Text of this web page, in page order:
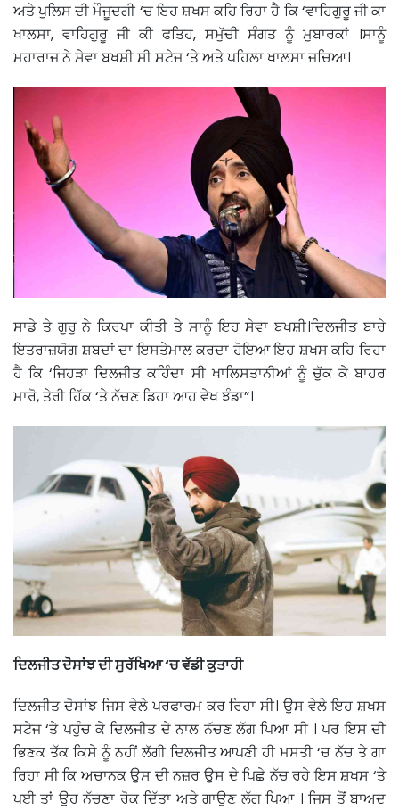
ਅਤੇ ਪੁਲਿਸ ਦੀ ਮੌਜੂਦਗੀ ‘ਚ ਇਹ ਸ਼ਖਸ ਕਹਿ ਰਿਹਾ ਹੈ ਕਿ ‘ਵਾਹਿਗੁਰੂ ਜੀ ਕਾ
ਖਾਲਸਾ, ਵਾਹਿਗੁਰੂ ਜੀ ਕੀ ਫਤਿਹ, ਸਮੁੱਚੀ ਸੰਗਤ ਨੂੰ ਮੁਬਾਰਕਾਂ ।ਸਾਨੂੰ
ਮਹਾਰਾਜ ਨੇ ਸੇਵਾ ਬਖਸ਼ੀ ਸੀ ਸਟੇਜ ‘ਤੇ ਅਤੇ ਪਹਿਲਾ ਖਾਲਸਾ ਜਚਿਆ।
ਸਾਡੇ ਤੇ ਗੁਰੁ ਨੇ ਕਿਰਪਾ ਕੀਤੀ ਤੇ ਸਾਨੂੰ ਇਹ ਸੇਵਾ ਬਖਸ਼ੀ।ਦਿਲਜੀਤ ਬਾਰੇ
ਇਤਰਾਜ਼ਯੋਗ ਸ਼ਬਦਾਂ ਦਾ ਇਸਤੇਮਾਲ ਕਰਦਾ ਹੋਇਆ ਇਹ ਸ਼ਖਸ ਕਹਿ ਰਿਹਾ
ਹੈ ਕਿ ‘ਜਿਹੜਾ ਦਿਲਜੀਤ ਕਹਿੰਦਾ ਸੀ ਖਾਲਿਸਤਾਨੀਆਂ ਨੂੰ ਚੁੱਕ ਕੇ ਬਾਹਰ
ਮਾਰੋ, ਤੇਰੀ ਹਿੱਕ ‘ਤੇ ਨੱਚਣ ਡਿਹਾ ਆਹ ਵੇਖ ਝੰਡਾ”।
ਦਿਲਜੀਤ ਦੋਸਾਂਝ ਦੀ ਸੁਰੱਖਿਆ ‘ਚ ਵੱਡੀ ਕੁਤਾਹੀ
ਦਿਲਜੀਤ ਦੋਸਾਂਝ ਜਿਸ ਵੇਲੇ ਪਰਫਾਰਮ ਕਰ ਰਿਹਾ ਸੀ। ਉਸ ਵੇਲੇ ਇਹ ਸ਼ਖਸ
ਸਟੇਜ ‘ਤੇ ਪਹੁੰਚ ਕੇ ਦਿਲਜੀਤ ਦੇ ਨਾਲ ਨੱਚਣ ਲੱਗ ਪਿਆ ਸੀ । ਪਰ ਇਸ ਦੀ
ਭਿਣਕ ਤੱਕ ਕਿਸੇ ਨੂੰ ਨਹੀਂ ਲੱਗੀ ਦਿਲਜੀਤ ਆਪਣੀ ਹੀ ਮਸਤੀ ‘ਚ ਨੱਚ ਤੇ ਗਾ
ਰਿਹਾ ਸੀ ਕਿ ਅਚਾਨਕ ਉਸ ਦੀ ਨਜ਼ਰ ਉਸ ਦੇ ਪਿਛੇ ਨੱਚ ਰਹੇ ਇਸ ਸ਼ਖਸ ‘ਤੇ
ਪਈ ਤਾਂ ਉਹ ਨੱਚਣਾ ਰੋਕ ਦਿੱਤਾ ਅਤੇ ਗਾਉਣ ਲੱਗ ਪਿਆ । ਜਿਸ ਤੋਂ ਬਾਅਦ